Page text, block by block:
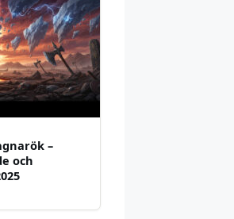
–
och